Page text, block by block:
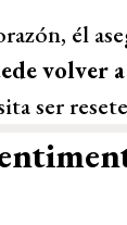
él
volver
ser